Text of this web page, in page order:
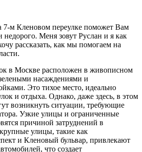
7-м Кленовом переулке поможет Вам
недорого. Меня зовут Руслан и я как
рассказать, как мы помогаем на
в Москве расположен в живописном
насаждениями и
Это тихое место, идеально
и отдыха. Однако, даже здесь, в этом
возникнуть ситуации, требующие
Узкие улицы и ограниченные
причиной затруднений в
улицы, такие как
и Кленовый бульвар, привлекают
что создает